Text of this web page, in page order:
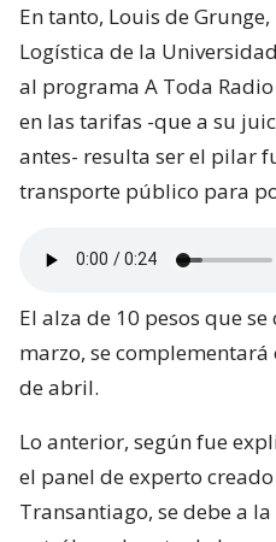
En tanto, Louis de
Logística de la
al programa A Toda
en las tarifas -que a su
antes- resulta ser el pilar
transporte público para
El alza de 10 pesos que
marzo, se complementará
de abril.
Lo anterior, según fue
el panel de experto
Transantiago, se debe a